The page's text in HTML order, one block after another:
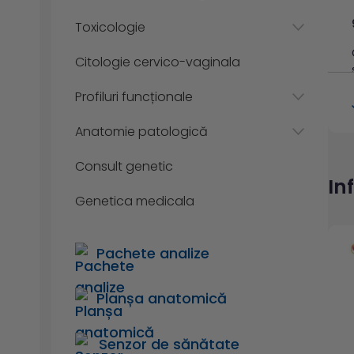
Toxicologie
Citologie cervico-vaginala
Profiluri funcționale
Anatomie patologică
Consult genetic
Genetica medicala
Pachete analize
Planșa anatomică
Senzor de sănătate